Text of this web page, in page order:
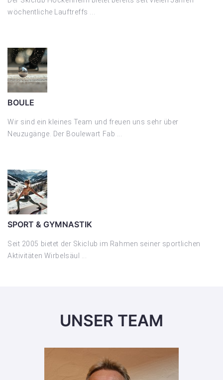
wöchentliche Lauftreffs ...
BOULE
Wir sind ein kleines Team und freuen uns sehr über
Neuzugänge. Der Boulewart Fab ...
SPORT & GYMNASTIK
Seit 2005 bietet der Skiclub im Rahmen seiner sportlichen
Aktivitäten Wirbelsäul ...
UNSER TEAM